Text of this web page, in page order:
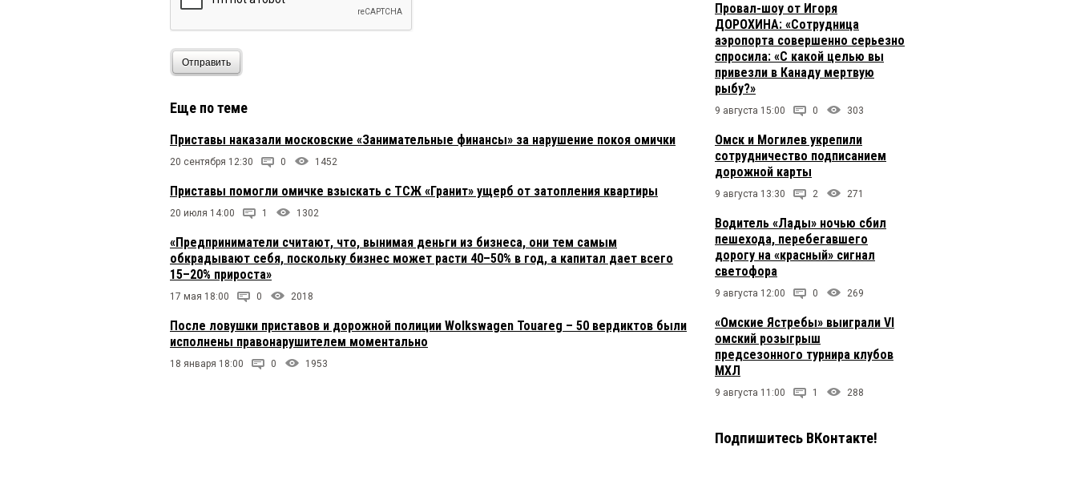
Отправить
Еще по теме
Приставы наказали московские «Занимательные финансы» за нарушение покоя омички
20 сентября 12:30 0 1452
Приставы помогли омичке взыскать с ТСЖ «Гранит» ущерб от затопления квартиры
20 июля 14:00 1 1302
«Предприниматели считают, что, вынимая деньги из бизнеса, они тем самым
обкрадывают себя, поскольку бизнес может расти 40–50% в год, а капитал дает всего
15–20% прироста»
17 мая 18:00 0 2018
После ловушки приставов и дорожной полиции Wolkswagen Touareg – 50 вердиктов были
исполнены правонарушителем моментально
18 января 18:00 0 1953
Провал-шоу от Игоря
ДОРОХИНА: «Сотрудница
аэропорта совершенно серьезно
спросила: «С какой целью вы
привезли в Канаду мертвую
рыбу?»
9 августа 15:00 0 303
Омск и Могилев укрепили
сотрудничество подписанием
дорожной карты
9 августа 13:30 2 271
Водитель «Лады» ночью сбил
пешехода, перебегавшего
дорогу на «красный» сигнал
светофора
9 августа 12:00 0 269
«Омские Ястребы» выиграли VI
омский розыгрыш
предсезонного турнира клубов
МХЛ
9 августа 11:00 1 288
Подпишитесь ВКонтакте!